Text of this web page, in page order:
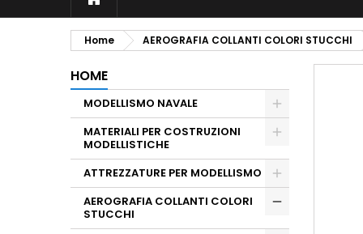
Home AEROGRAFIA COLLANTI COLORI STUCCHI
HOME
MODELLISMO NAVALE
MATERIALI PER COSTRUZIONI
MODELLISTICHE
ATTREZZATURE PER MODELLISMO
AEROGRAFIA COLLANTI COLORI
STUCCHI